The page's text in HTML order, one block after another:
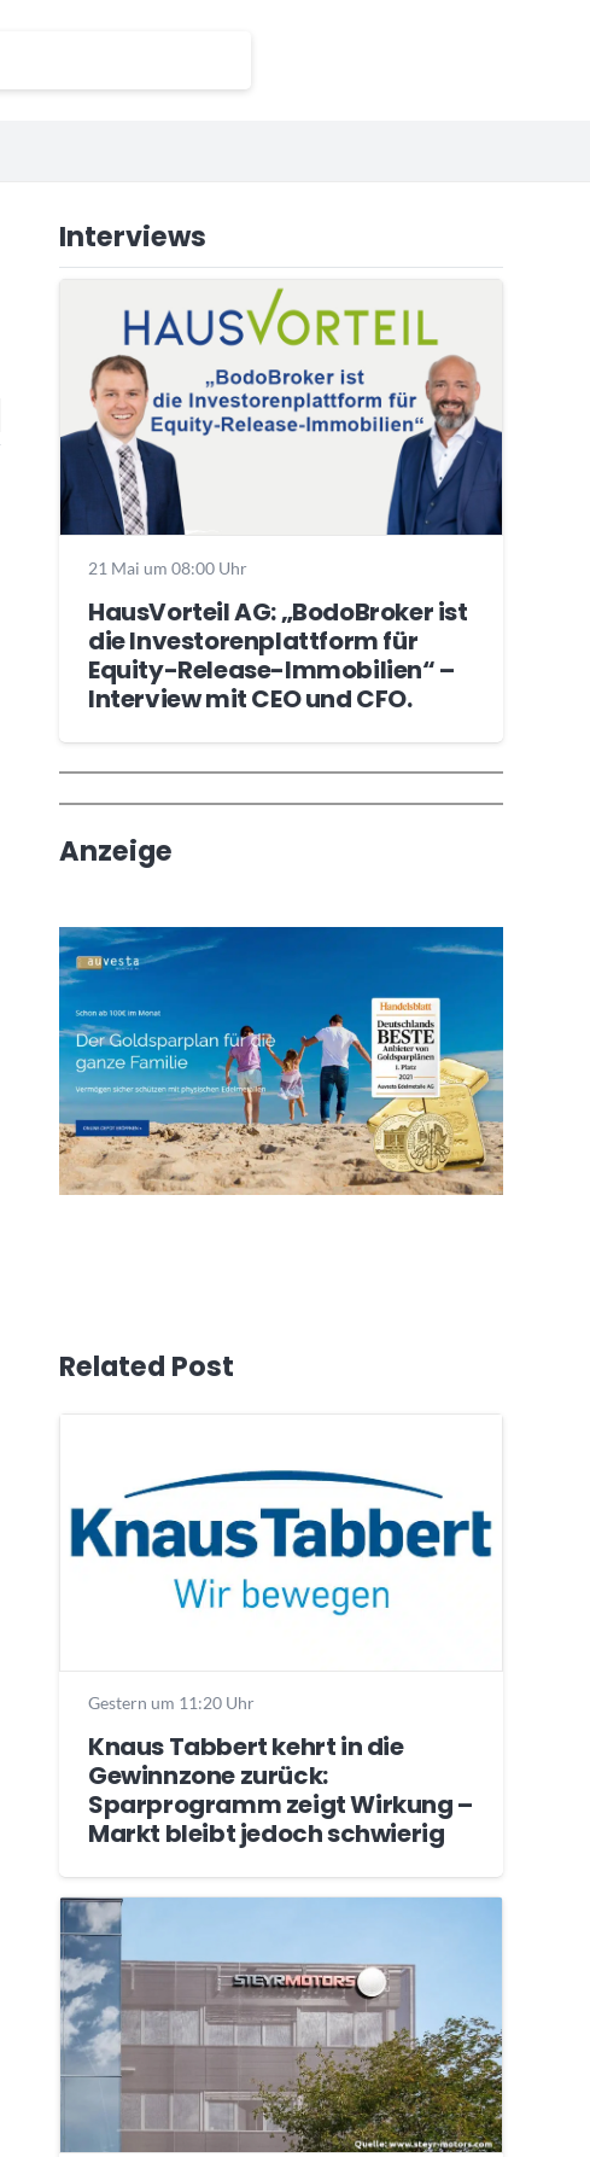
Interviews
21 Mai um 08:00 Uhr
HausVorteil AG: „BodoBroker ist
die Investorenplattform für
Equity-Release-Immobilien“ –
Interview mit CEO und CFO.
Wochenrückblick
Trendthemen
Anzeige
Related Post
Gestern um 11:20 Uhr
Knaus Tabbert kehrt in die
Gewinnzone zurück:
Sparprogramm zeigt Wirkung –
Markt bleibt jedoch schwierig